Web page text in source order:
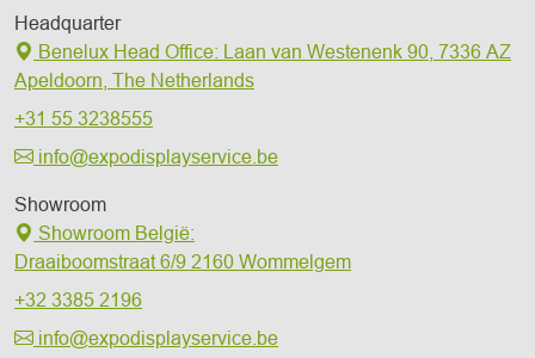
Headquarter
Benelux Head Office: Laan van Westenenk 90, 7336 AZ
Apeldoorn, The Netherlands
+31 55 3238555
info@expodisplayservice.be
Showroom
Showroom België:
Draaiboomstraat 6/9 2160 Wommelgem
+32 3385 2196
info@expodisplayservice.be